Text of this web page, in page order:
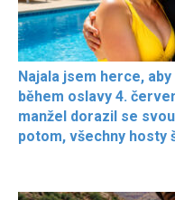
Najala jsem herce,
během oslavy 4.
manžel dorazil se
potom, všechny hosty